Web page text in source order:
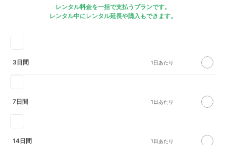
レンタル料金を一括で支払うプランです。
レンタル中にレンタル延長や購入もできます。
3日間
7日間
14日間